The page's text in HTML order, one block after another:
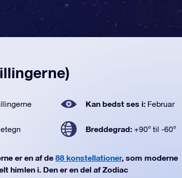
Kan bedst ses i: Februar
Breddegrad: +90° til -60°
er en af de 88 konstellationer, som moderne
himlen i. Den er en del af Zodiac